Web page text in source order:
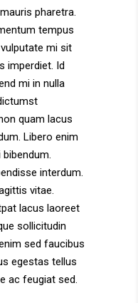
pharetra.
tempus
mi sit
imperdiet. Id
mi in nulla
quam lacus
Libero enim
interdum.
vitae.
lacus laoreet
sollicitudin
sed faucibus
egestas tellus
ac feugiat sed.